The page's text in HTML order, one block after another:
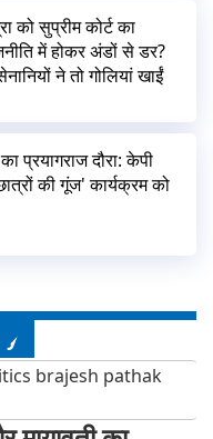
को सुप्रीम कोर्ट का
में होकर अंडों से डर?
ने तो गोलियां खाईं
प्रयागराज दौरा: केपी
की गूंज' कार्यक्रम को
brajesh pathak